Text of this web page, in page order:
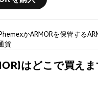
かARMORを保管する
貨
はどこで買え